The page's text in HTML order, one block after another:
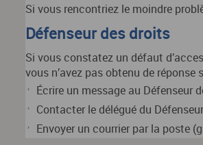
Si vous rencontriez le moindre
Défenseur des droits
Si vous constatez un défaut
vous n’avez pas obtenu de
Écrire un message au Défenseur
Contacter le délégué du
Envoyer un courrier par la poste